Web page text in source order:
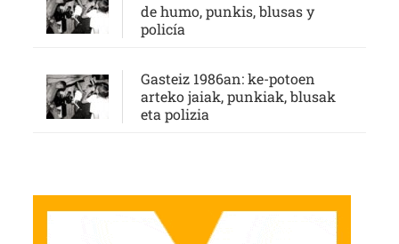
de humo, punkis, blusas y
policía
Gasteiz 1986an: ke-potoen
arteko jaiak, punkiak, blusak
eta polizia